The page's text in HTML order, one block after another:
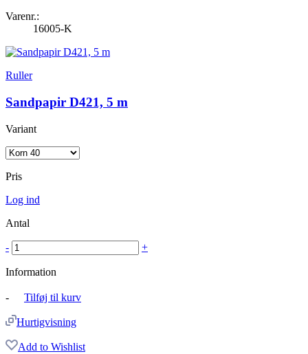
Varenr.:
16005-K
Ruller
Sandpapir D421, 5 m
Variant
Pris
Log ind
Antal
- +
Information
- Tilføj til kurv
Hurtigvisning
Add to Wishlist